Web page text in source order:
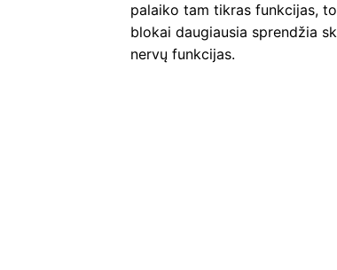
palaiko tam tikras funkcijas,
blokai daugiausia sprendžia
nervų funkcijas.